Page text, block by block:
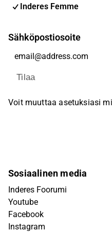
Inderes Femme
Sähköpostiosoite
Tilaa
Voit muuttaa asetuksiasi
Sosiaalinen media
Inderes Foorumi
Youtube
Facebook
Instagram